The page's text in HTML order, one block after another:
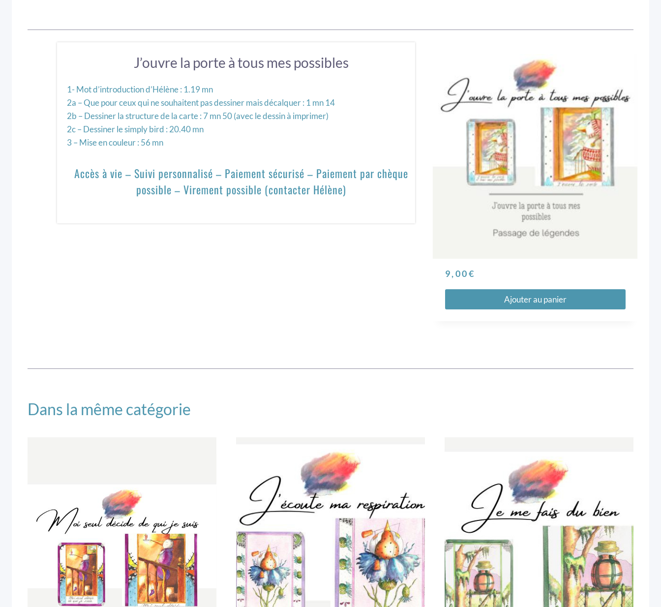
J’ouvre la porte à tous mes possibles
1- Mot d’introduction d’Hélène : 1.19 mn
2a – Que pour ceux qui ne souhaitent pas dessiner mais décalquer : 1 mn 14
2b – Dessiner la structure de la carte : 7 mn 50 (avec le dessin à imprimer)
2c – Dessiner le simply bird : 20.40 mn
3 – Mise en couleur : 56 mn
Accès à vie – Suivi personnalisé – Paiement sécurisé – Paiement par chèque
possible – Virement possible (contacter Hélène)
9,00€
Ajouter au panier
Dans la même catégorie